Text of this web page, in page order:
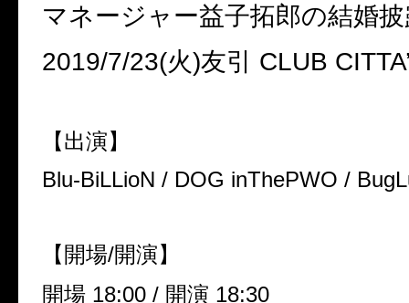
マネージャー益子拓郎の結婚
2019/7/23(火)友引 CLUB CITTA
【出演】
Blu-BiLLioN / DOG inThePWO /
【開場/開演】
開場 18:00 / 開演 18:30